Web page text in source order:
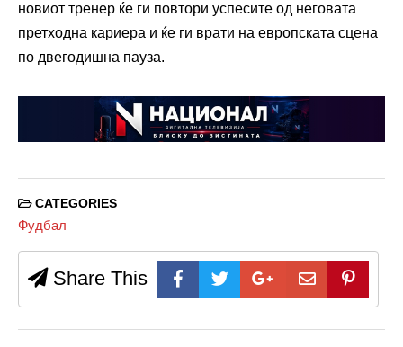
новиот тренер ќе ги повтори успесите од неговата
претходна кариера и ќе ги врати на европската сцена
по двегодишна пауза.
CATEGORIES
Фудбал
Share This